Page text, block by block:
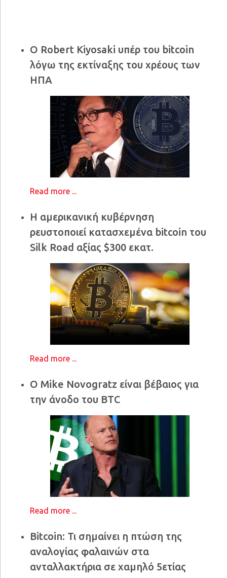
Ο Robert Kiyosaki υπέρ του bitcoin
λόγω της εκτίναξης του χρέους των
ΗΠΑ
Read more ...
Η αμερικανική κυβέρνηση
ρευστοποιεί κατασχεμένα bitcoin του
Silk Road αξίας $300 εκατ.
Read more ...
Ο Mike Novogratz είναι βέβαιος για
την άνοδο του BTC
Read more ...
Bitcoin: Τι σημαίνει η πτώση της
αναλογίας φαλαινών στα
ανταλλακτήρια σε χαμηλό 5ετίας